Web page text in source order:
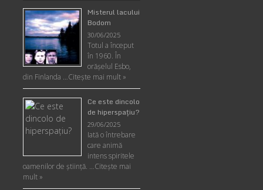
Misterul lacului
Bodom
30/06/2025
Totul a început
în 1960. În
orășelul Esbo,
din Finlanda …Citește mai mult »
Ce este dincolo
de hiperspaţiu?
29/06/2025
Iată o întrebare
care animă
intens spiritele
oamenilor de ştiinţă. …Citește mai
mult »